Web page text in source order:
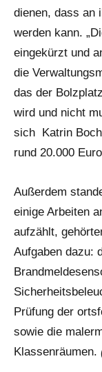
dienen, dass an
werden kann.
eingekürzt und
die
das der
wird und nicht
sich Katrin
rund 20.000
Außerdem
einige Arbeiten
aufzählt,
Aufgaben dazu:
Prüfung der
sowie die
Klassenräumen.